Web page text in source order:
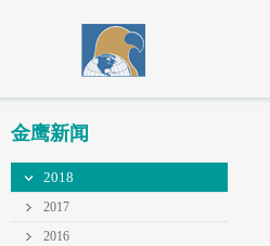
金鹰新闻
2018
2017
2016